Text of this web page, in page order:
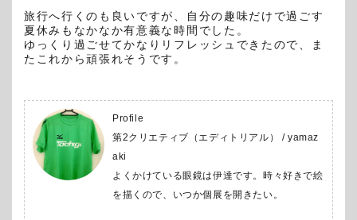
旅行へ行くのも良いですが、自分の趣味だけで過ごす
夏休みもなかなか有意義な時間でした。
ゆっくり過ごせてかなりリフレッシュできたので、ま
たこれから頑張れそうです。
Profile
第2クリエティブ（エディトリアル） / yamaz
aki
よくかけている眼鏡は伊達です。時々好きで絵
を描くので、いつか個展を開きたい。